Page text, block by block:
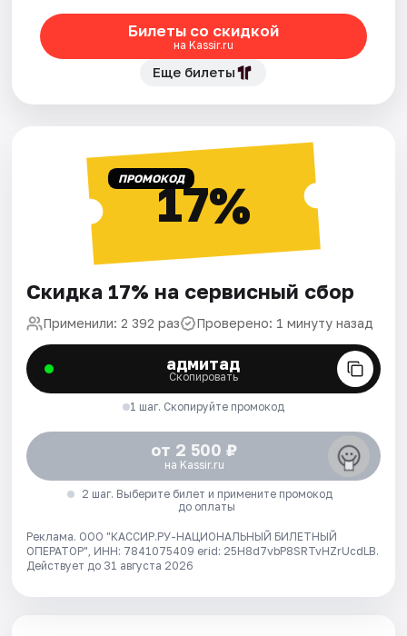
Билеты со скидкой
на Kassir.ru
Еще билеты
ПРОМОКОД17%
Скидка 17% на сервисный сбор
Применили: 2 392 раз Проверено: 1 минуту назад
адмитад
Скопировать
1 шаг. Скопируйте промокод
от 2 500 ₽
на Kassir.ru
2 шаг. Выберите билет и примените промокод
до оплаты
Реклама. ООО "КАССИР.РУ-НАЦИОНАЛЬНЫЙ БИЛЕТНЫЙ
ОПЕРАТОР", ИНН: 7841075409 erid: 25H8d7vbP8SRTvHZrUcdLB.
Действует до 31 августа 2026